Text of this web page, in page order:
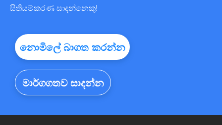
සිතියම්කරණ සාදන්නෙකු!
නොමිලේ බාගත කරන්න
මාර්ගගතව සාදන්න